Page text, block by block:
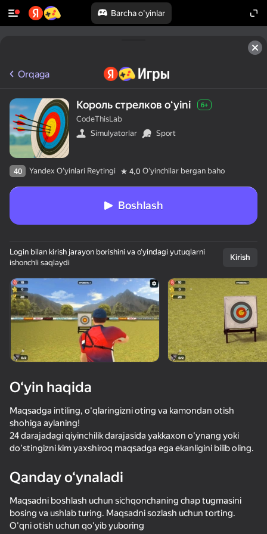
Barcha o'yinlar
Orqaga
Король стрелков oʻyini 6+
CodeThisLab
Simulyatorlar
Sport
40 Yandex O'yinlari Reytingi 4,0 Oʻyinchilar bergan baho
Boshlash
Login bilan kirish jarayon borishini va o‘yindagi yutuqlarni
ishonchli saqlaydi
Kirish
O‘yin haqida
Maqsadga intiling, o'qlaringizni oting va kamondan otish
shohiga aylaning!
24 darajadagi qiyinchilik darajasida yakkaxon o'ynang yoki
do'stingizni kim yaxshiroq maqsadga ega ekanligini bilib oling.
Qanday o‘ynaladi
Maqsadni boshlash uchun sichqonchaning chap tugmasini
bosing va ushlab turing. Maqsadni sozlash uchun torting.
O'qni otish uchun qo'yib yuboring